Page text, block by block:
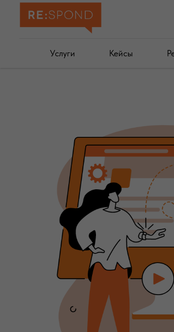
Услуги Кейсы